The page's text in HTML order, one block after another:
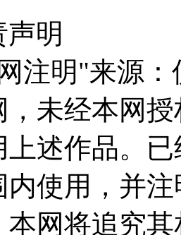
明
注明"来源
，未经本网
上述作品。
内使用，并
本网将追究